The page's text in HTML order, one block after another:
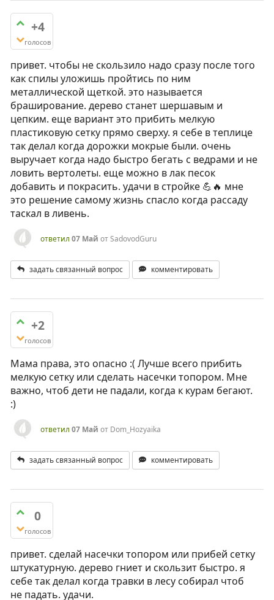
+4
голосов
привет. чтобы не скользило надо сразу после того
как спилы уложишь пройтись по ним
металлической щеткой. это называется
браширование. дерево станет шершавым и
цепким. еще вариант это прибить мелкую
пластиковую сетку прямо сверху. я себе в теплице
так делал когда дорожки мокрые были. очень
выручает когда надо быстро бегать с ведрами и не
ловить вертолеты. еще можно в лак песок
добавить и покрасить. удачи в стройке 💪🔥 мне
это решение самому жизнь спасло когда рассаду
таскал в ливень.
ответил 07 Май отSadovodGuru
задать связанный вопрос комментировать
+2
голосов
Мама права, это опасно :( Лучше всего прибить
мелкую сетку или сделать насечки топором. Мне
важно, чтоб дети не падали, когда к курам бегают.
:)
ответил 07 Май от Dom_Hozyaika
задать связанный вопрос комментировать
0
голосов
привет. сделай насечки топором или прибей сетку
штукатурную. дерево гниет и скользит быстро. я
себе так делал когда травки в лесу собирал чтоб
не падать. удачи.